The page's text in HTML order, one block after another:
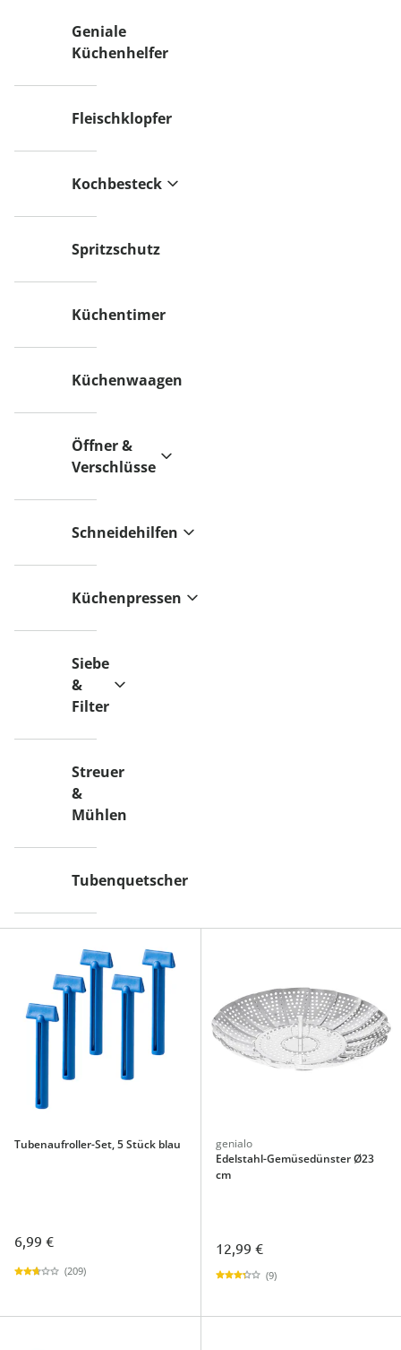
Geniale
Küchenhelfer
Fleischklopfer
Kochbesteck
Spritzschutz
Küchentimer
Küchenwaagen
Öffner &
Verschlüsse
Schneidehilfen
Küchenpressen
Siebe
&
Filter
Streuer
&
Mühlen
Tubenquetscher
Tubenaufroller-Set, 5 Stück blau
6,99 €
(209)
genialo
Edelstahl-Gemüsedünster Ø23
cm
12,99 €
(9)